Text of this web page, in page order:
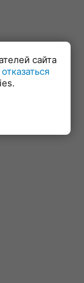
сайта
отказаться